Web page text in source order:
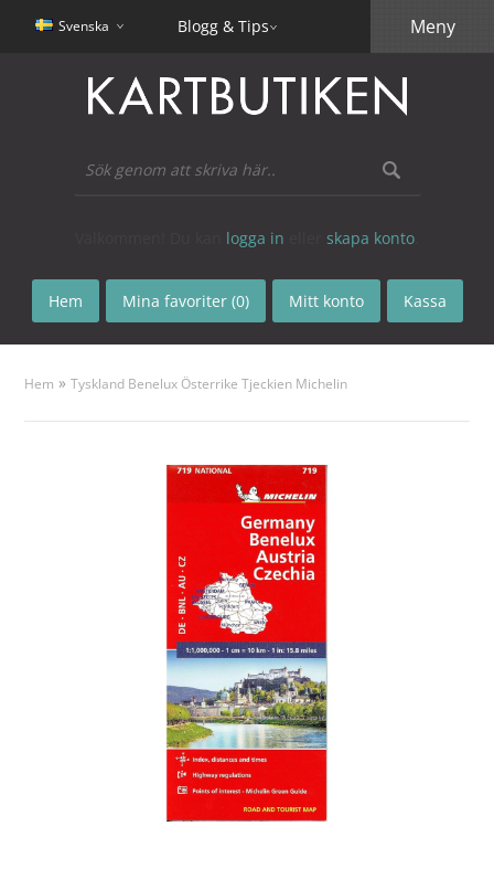
Svenska Blogg & Tips
logga in skapa konto
Hem Mina favoriter (0) Mitt konto Kassa
Meny
Hem »Tyskland Benelux Österrike Tjeckien Michelin